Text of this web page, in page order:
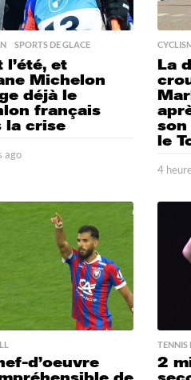
,SPORTS DE GLACE
l’été, et
Michelon
déjà le
français
la crise
ago
u
o
La
le
4
d’oeuvre
TENNIS
2